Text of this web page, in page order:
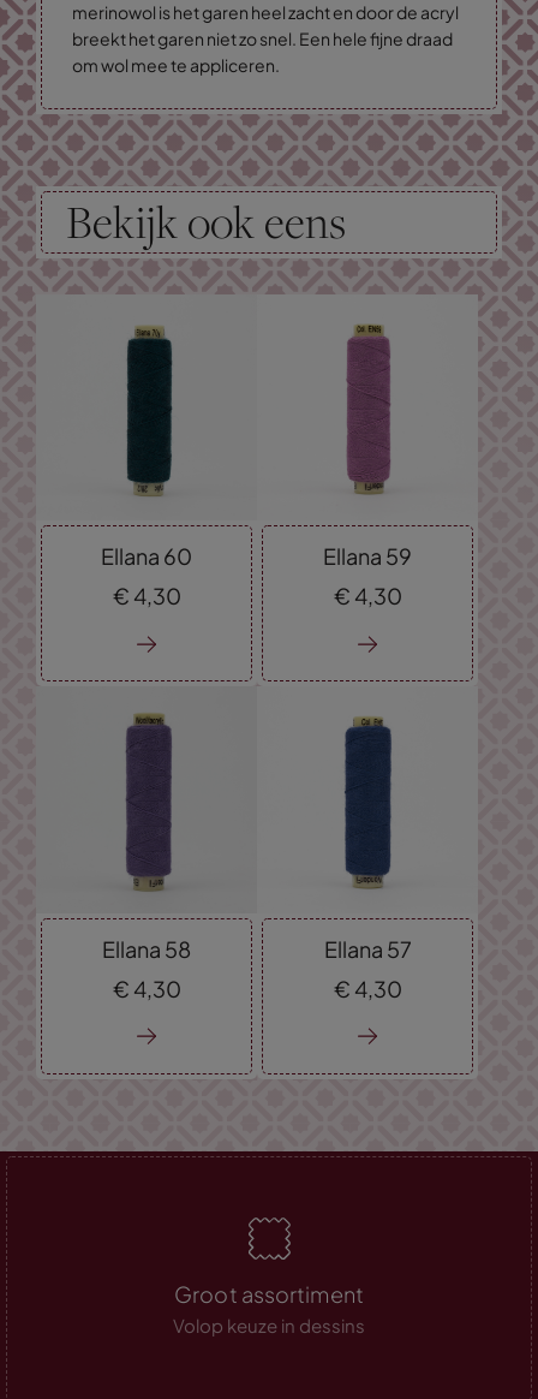
merinowol is het garen heel zacht en door de acryl
breekt het garen niet zo snel. Een hele fijne draad
om wol mee te appliceren.
Bekijk ook eens
Ellana 60
€ 4,30
Ellana 59
€ 4,30
Ellana 58
€ 4, 30
Ellana 57
€ 4, 30
Groot assortiment
Volop keuze in dessins